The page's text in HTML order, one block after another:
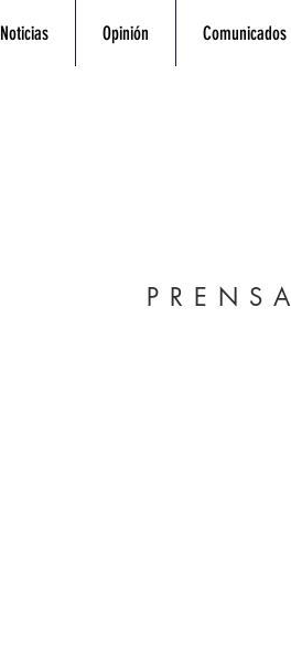
Noticias Opinión Comunicados
PRENSA